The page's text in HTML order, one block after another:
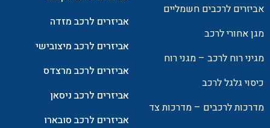
אביזרים לרכבים חשמליים
מגן אחורי לרכב
מגיני רוח לרכב – מגני רוח
כיסוי גלגל לרכב
מדרכות לרכבים – מדרכות צד
אביזרים לרכב מזדה
אביזרים לרכב מיצובישי
אביזרים לרכב מרצדס
אביזרים לרכב ניסאן
אביזרים לרכב סובארו